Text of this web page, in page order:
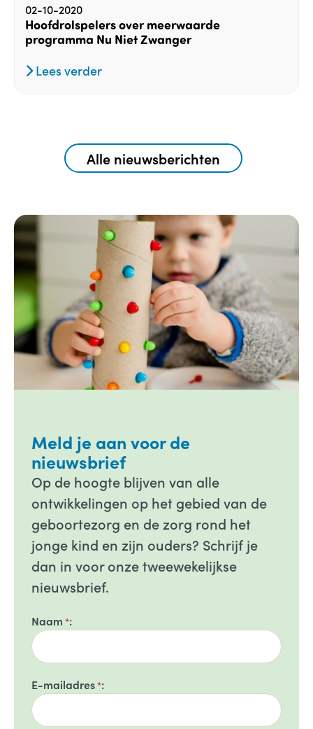
02-10-2020
Hoofdrolspelers over meerwaarde
programma Nu Niet Zwanger
Lees verder
Alle nieuwsberichten
Meld je aan voor de
nieuwsbrief
Op de hoogte blijven van alle
ontwikkelingen op het gebied van de
geboortezorg en de zorg rond het
jonge kind en zijn ouders? Schrijf je
dan in voor onze tweewekelijkse
nieuwsbrief.
Naam *
E-mailadres*